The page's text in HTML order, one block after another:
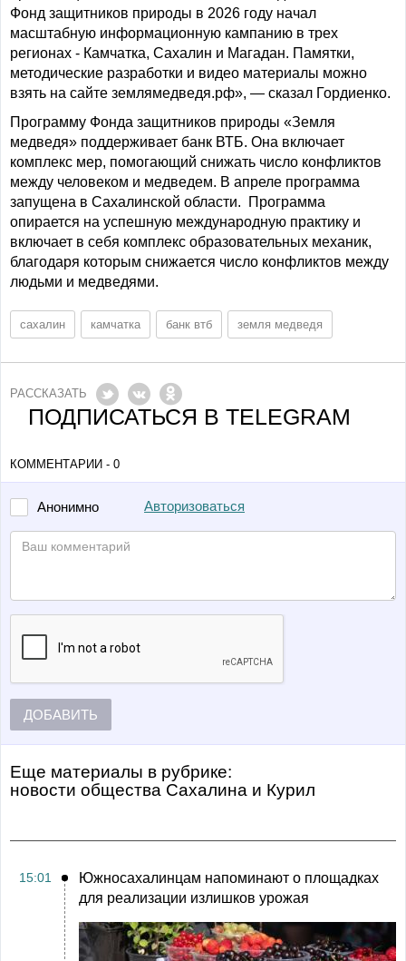
Фонд защитников природы в 2026 году начал
масштабную информационную кампанию в трех
регионах - Камчатка, Сахалин и Магадан. Памятки,
методические разработки и видео материалы можно
взять на сайте землямедведя.рф», — сказал Гордиенко.
Программу Фонда защитников природы «Земля
медведя» поддерживает банк ВТБ. Она включает
комплекс мер, помогающий снижать число конфликтов
между человеком и медведем. В апреле программа
запущена в Сахалинской области. Программа
опирается на успешную международную практику и
включает в себя комплекс образовательных механик,
благодаря которым снижается число конфликтов между
людьми и медведями.
сахалин камчатка банк втб земля медведя
РАССКАЗАТЬ
ПОДПИСАТЬСЯ В TELEGRAM
КОММЕНТАРИИ - 0
Анонимно Авторизоваться
ДОБАВИТЬ
Еще материалы в рубрике:
Новости общества Сахалина и Курил
15:01
Южносахалинцам напоминают о площадках
для реализации излишков урожая